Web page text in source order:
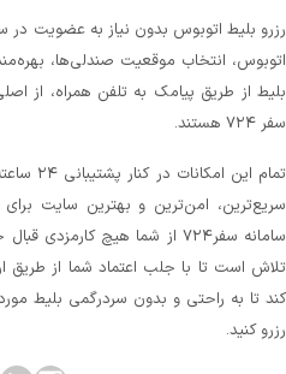
رزرو بلیط اتوبوس بدون نیاز به عضویت
اتوبوس، انتخاب موقعیت صندلی‌ها،
بلیط از طریق پیامک به تلفن همراه، از
سفر ۷۲۴ هستند.
تمام
سریع‌ترین، امن‌ترین و بهترین سایت
سامانه سفر۷۲۴ از شما هیچ
تلاش است تا با جلب اعتماد شما از طریق
کند تا به راحتی و بدون سردرگمی بلیط
رزرو کنید.